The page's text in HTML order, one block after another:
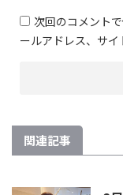
次回のコメント
ールアドレス、サイ
関連記事